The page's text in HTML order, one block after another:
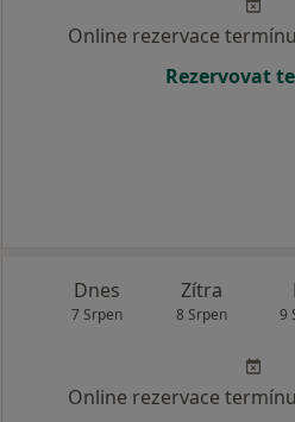
Online rezervace
Rezervovat
Dnes
7 Srpen
Zítra
8 Srpen 9
Online rezervace